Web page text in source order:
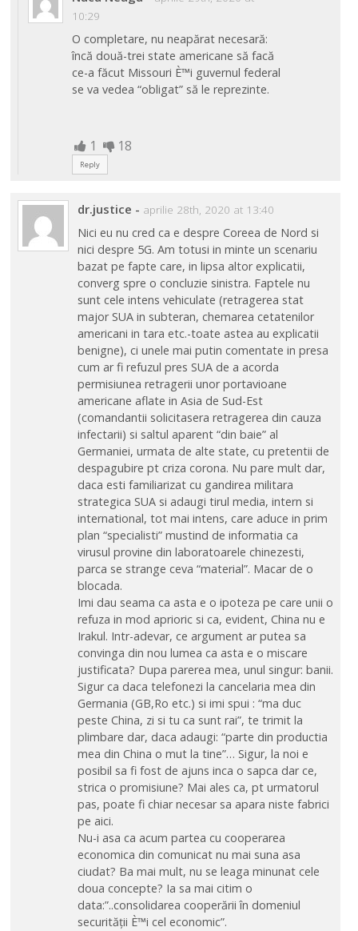
10:29
O completare, nu neapărat necesară:
încă două-trei state americane să facă
ce-a făcut Missouri È™i guvernul federal
se va vedea “obligat” să le reprezinte.
1 18
Reply
dr.justice - aprilie 28th, 2020 at 13:40
Nici eu nu cred ca e despre Coreea de Nord si
nici despre 5G. Am totusi in minte un scenariu
bazat pe fapte care, in lipsa altor explicatii,
converg spre o concluzie sinistra. Faptele nu
sunt cele intens vehiculate (retragerea stat
major SUA in subteran, chemarea cetatenilor
americani in tara etc.-toate astea au explicatii
benigne), ci unele mai putin comentate in presa
cum ar fi refuzul pres SUA de a acorda
permisiunea retragerii unor portavioane
americane aflate in Asia de Sud-Est
(comandantii solicitasera retragerea din cauza
infectarii) si saltul aparent “din baie” al
Germaniei, urmata de alte state, cu pretentii de
despagubire pt criza corona. Nu pare mult dar,
daca esti familiarizat cu gandirea militara
strategica SUA si adaugi tirul media, intern si
international, tot mai intens, care aduce in prim
plan “specialisti” mustind de informatia ca
virusul provine din laboratoarele chinezesti,
parca se strange ceva “material”. Macar de o
blocada.
Imi dau seama ca asta e o ipoteza pe care unii o
refuza in mod aprioric si ca, evident, China nu e
Irakul. Intr-adevar, ce argument ar putea sa
convinga din nou lumea ca asta e o miscare
justificata? Dupa parerea mea, unul singur: banii.
Sigur ca daca telefonezi la cancelaria mea din
Germania (GB,Ro etc.) si imi spui : “ma duc
peste China, zi si tu ca sunt rai”, te trimit la
plimbare dar, daca adaugi: “parte din productia
mea din China o mut la tine”… Sigur, la noi e
posibil sa fi fost de ajuns inca o sapca dar ce,
strica o promisiune? Mai ales ca, pt urmatorul
pas, poate fi chiar necesar sa apara niste fabrici
pe aici.
Nu-i asa ca acum partea cu cooperarea
economica din comunicat nu mai suna asa
ciudat? Ba mai mult, nu se leaga minunat cele
doua concepte? Ia sa mai citim o
data:”..consolidarea cooperării în domeniul
securității È™i cel economic”.